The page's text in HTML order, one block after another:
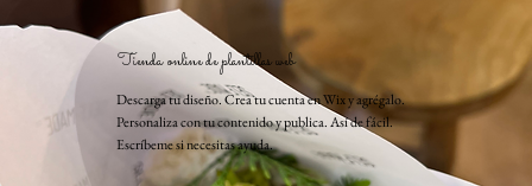
Tienda online de plantillas web
Descarga tu diseño. Crea tu cuenta en Wix y agrégalo.
Personaliza con tu contenido y publica. Así de fácil.
Escríbeme si necesitas ayuda.